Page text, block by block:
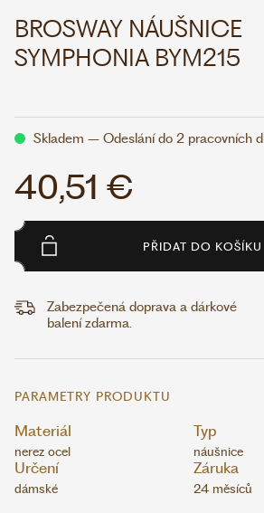
BROSWAY NÁUŠNICE
SYMPHONIA BYM215
Skladem – Odeslání do 2 pracovních
40,51 €
PŘIDAT DO KOŠÍKU
Zabezpečená doprava a dárkové
balení zdarma.
PARAMETRY PRODUKTU
Materiál
nerez ocel
Typ
náušnice
Určení
dámské
Záruka
24 měsíců